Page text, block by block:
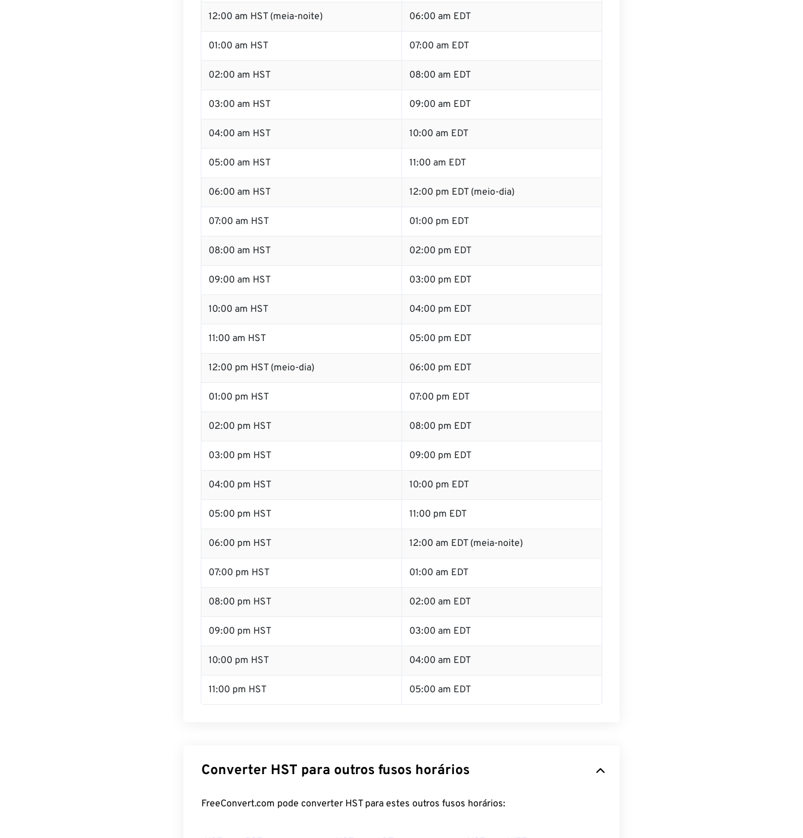
12:00 am HST (meia-noite) 06:00 am EDT
01:00 am HST 07:00 am EDT
02:00 am HST 08:00 am EDT
03:00 am HST 09:00 am EDT
04:00 am HST 10:00 am EDT
05:00 am HST 11:00 am EDT
06:00 am HST 12:00 pm EDT (meio-dia)
07:00 am HST 01:00 pm EDT
08:00 am HST 02:00 pm EDT
09:00 am HST 03:00 pm EDT
10:00 am HST 04:00 pm EDT
11:00 am HST 05:00 pm EDT
12:00 pm HST (meio-dia) 06:00 pm EDT
01:00 pm HST 07:00 pm EDT
02:00 pm HST 08:00 pm EDT
03:00 pm HST 09:00 pm EDT
04:00 pm HST 10:00 pm EDT
05:00 pm HST 11:00 pm EDT
06:00 pm HST 12:00 am EDT (meia-noite)
07:00 pm HST 01:00 am EDT
08:00 pm HST 02:00 am EDT
09:00 pm HST 03:00 am EDT
10:00 pm HST 04:00 am EDT
11:00 pm HST 05:00 am EDT
Converter HST para outros fusos horários
FreeConvert.com pode converter HST para estes outros fusos horários: